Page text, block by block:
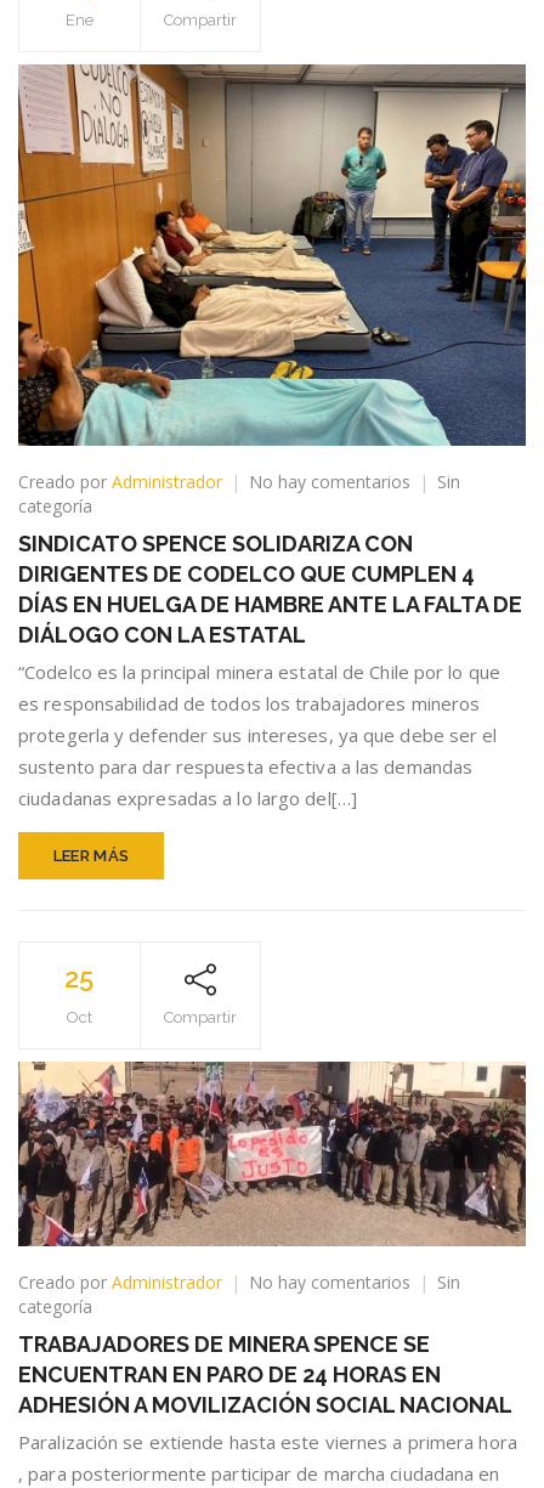
Ene Compartir
Creado por Administrador No hay comentarios
en
CON
DIRIGENTES
QUE
CUMPLEN
4
DÍAS
EN
Sin
categoría
SINDICATO SPENCE SOLIDARIZA CON
DIRIGENTES DE CODELCO QUE CUMPLEN 4
DÍAS EN HUELGA DE HAMBRE ANTE LA FALTA DE
DIÁLOGO CON LA ESTATAL
“Codelco es la principal minera estatal de Chile por lo que
es responsabilidad de todos los trabajadores mineros
protegerla y defender sus intereses, ya que debe ser el
sustento para dar respuesta efectiva a las demandas
ciudadanas expresadas a lo largo del[…]
LEER MÁS
25
Oct Compartir
Creado por Administrador No hay comentarios
en
MINERA
SPENCE
SE
EN
PARO
Sin
categoría
TRABAJADORES DE MINERA SPENCE SE
ENCUENTRAN EN PARO DE 24 HORAS EN
ADHESIÓN A MOVILIZACIÓN SOCIAL NACIONAL
Paralización se extiende hasta este viernes a primera hora
, para posteriormente participar de marcha ciudadana en